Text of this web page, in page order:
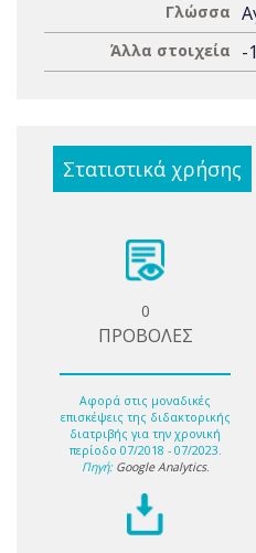
Γλώσσα
Άλλα στοιχεία -1
Στατιστικά χρήσης
0
ΠΡΟΒΟΛΕΣ
Αφορά στις μοναδικές
επισκέψεις της διδακτορικής
διατριβής για την χρονική
περίοδο 07/2018 - 07/2023.
Πηγή: Google Analytics.